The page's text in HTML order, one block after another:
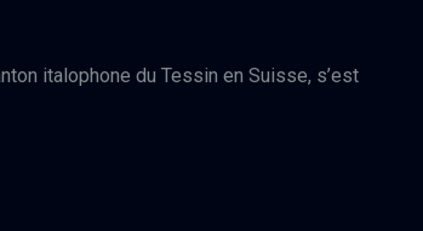
italophone du Tessin en Suisse, s’est